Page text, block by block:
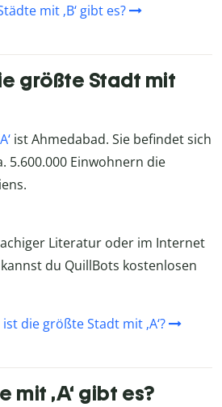
mit ‚B‘ gibt es?
größte Stadt mit
ist Ahmedabad. Sie befindet sich
5.600.000 Einwohnern die
Literatur oder im Internet
du QuillBots kostenlosen
die größte Stadt mit ‚A‘?
mit ‚A‘ gibt es?